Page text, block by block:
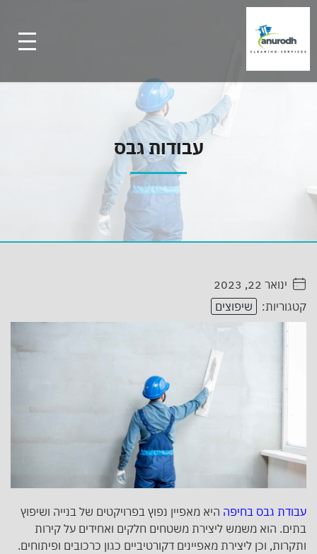
עבודות גבס
ינואר 22, 2023
קטגוריות:
שיפוצים
עבודת גבס בחיפה היא מאפיין נפוץ בפרויקטים של בנייה ושיפוץ
בתים. הוא משמש ליצירת משטחים חלקים ואחידים על קירות
ותקרות, וכן ליצירת מאפיינים דקורטיביים כגון כרכובים ופיתוחים.